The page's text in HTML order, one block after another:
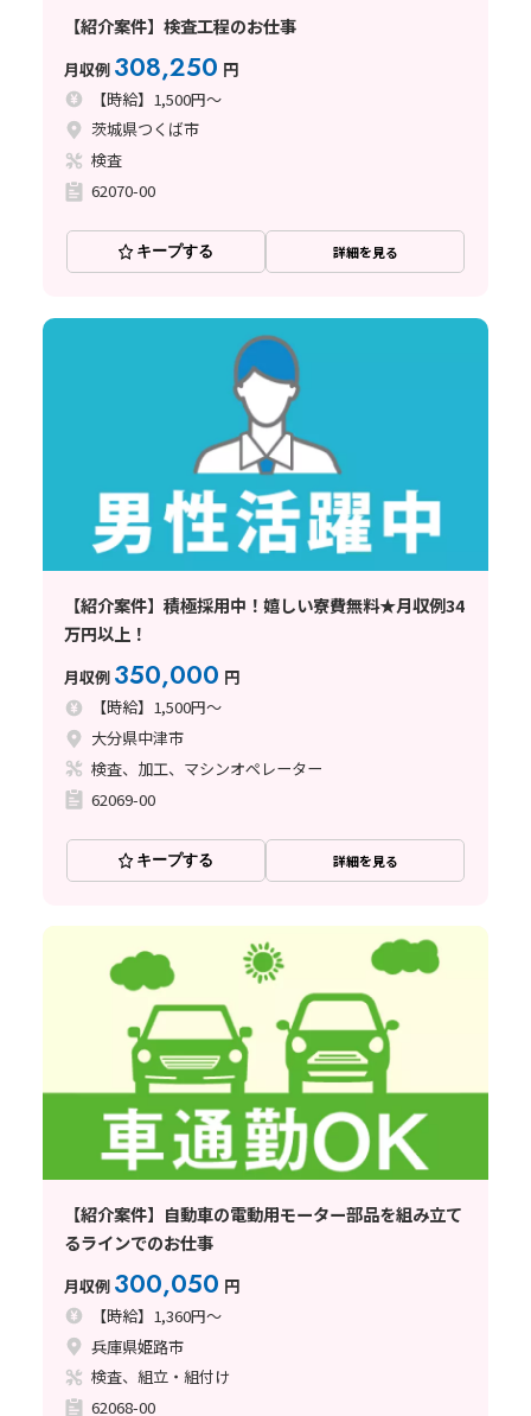
【紹介案件】検査工程のお仕事
月収例 308,250 円
【時給】1,500円～
茨城県つくば市
検査
62070-00
キープする 詳細を見る
【紹介案件】積極採用中！嬉しい寮費無料★月収例34
万円以上！
月収例 350,000 円
【時給】1,500円～
大分県中津市
検査、加工、マシンオペレーター
62069-00
キープする 詳細を見る
【紹介案件】自動車の電動用モーター部品を組み立て
るラインでのお仕事
月収例 300,050 円
【時給】1,360円～
兵庫県姫路市
検査、組立・組付け
62068-00